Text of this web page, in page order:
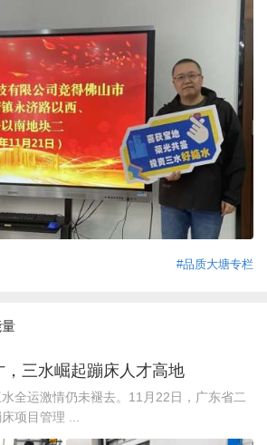
#品质大塘专栏
三水崛起蹦床人才高地
全运激情仍未褪去。11月22日，广东省二
项目管理 ...